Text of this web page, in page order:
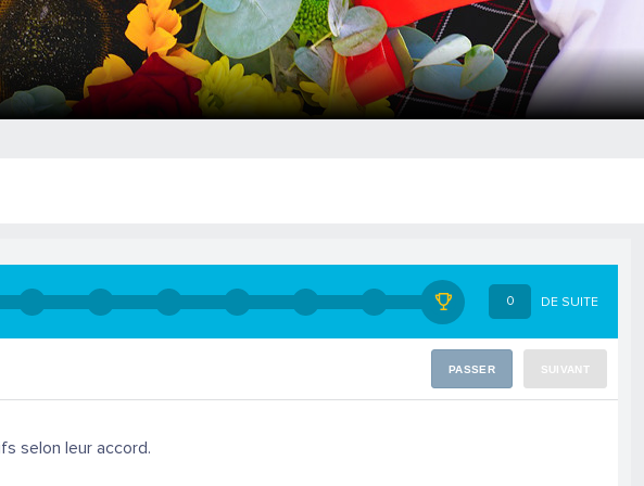
0 DE SUITE
PASSER SUIVANT
selon leur accord.